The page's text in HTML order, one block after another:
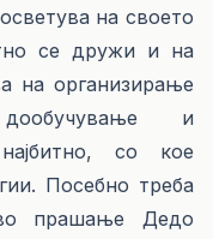
на своето
се дружи и на
на организирање
и
со кое
Посебно треба
прашање Дедо